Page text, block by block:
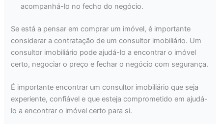
acompanhá-lo no fecho do negócio.
Se está a pensar em comprar um imóvel, é importante
considerar a contratação de um consultor imobiliário. Um
consultor imobiliário pode ajudá-lo a encontrar o imóvel
certo, negociar o preço e fechar o negócio com segurança.
É importante encontrar um consultor imobiliário que seja
experiente, confiável e que esteja comprometido em ajudá-
lo a encontrar o imóvel certo para si.